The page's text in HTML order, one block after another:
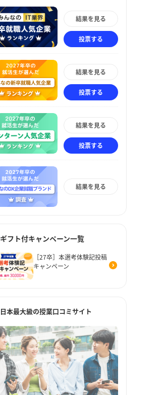
結果を見る
投票する
結果を見る
投票する
結果を見る
投票する
結果を見る
ギフト付キャンペーン一覧
［27卒］本選考体験記投稿
キャンペーン
日本最大級の授業口コミサイト